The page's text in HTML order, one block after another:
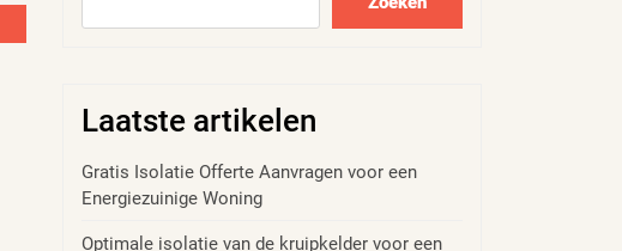
Laatste artikelen
Gratis Isolatie Offerte Aanvragen voor een
Energiezuinige Woning
Optimale isolatie van de kruipkelder voor een